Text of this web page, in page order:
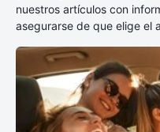
nuestros artículos con
asegurarse de que elige el